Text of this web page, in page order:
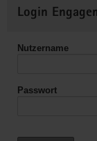
Informationen
Login
Nutzername
Passwort